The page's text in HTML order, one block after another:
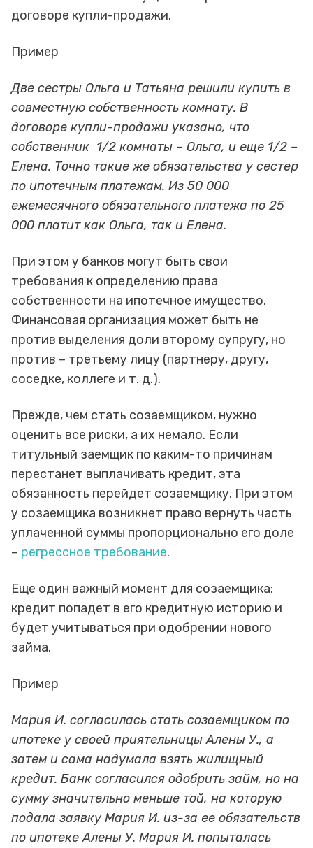
договоре купли-продажи.
Пример
Две сестры Ольга и Татьяна решили купить в
совместную собственность комнату. В
договоре купли-продажи указано, что
собственник 1/2 комнаты – Ольга, и еще 1/2 –
Елена. Точно такие же обязательства у сестер
по ипотечным платежам. Из 50 000
ежемесячного обязательного платежа по 25
000 платит как Ольга, так и Елена.
При этом у банков могут быть свои
требования к определению права
собственности на ипотечное имущество.
Финансовая организация может быть не
против выделения доли второму супругу, но
против – третьему лицу (партнеру, другу,
соседке, коллеге и т. д.).
Прежде, чем стать созаемщиком, нужно
оценить все риски, а их немало. Если
титульный заемщик по каким-то причинам
перестанет выплачивать кредит, эта
обязанность перейдет созаемщику. При этом
у созаемщика возникнет право вернуть часть
уплаченной суммы пропорционально его доле
– регрессное требование.
Еще один важный момент для созаемщика:
кредит попадет в его кредитную историю и
будет учитываться при одобрении нового
займа.
Пример
Мария И. согласилась стать созаемщиком по
ипотеке у своей приятельницы Алены У., а
затем и сама надумала взять жилищный
кредит. Банк согласился одобрить займ, но на
сумму значительно меньше той, на которую
подала заявку Мария И. из-за ее обязательств
по ипотеке Алены У. Мария И. попыталась